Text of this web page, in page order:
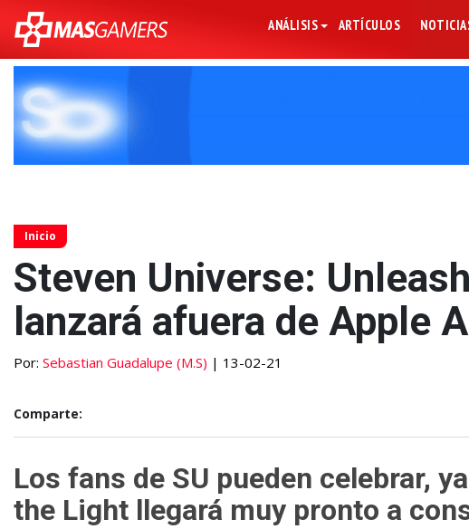
ANÁLISIS ARTÍCULOS
Inicio
Steven Universe:
lanzará afuera de Apple
Por: Sebastian Guadalupe (M.S) | 13-02-21
Comparte:
Los fans de SU pueden celebrar,
the Light llegará muy pronto a